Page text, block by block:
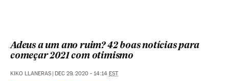
Adeus a um ano ruim? 42 boas notícias para
começar 2021 com otimismo
KIKO LLANERAS DEC 29, 2020 - 14:14 EST